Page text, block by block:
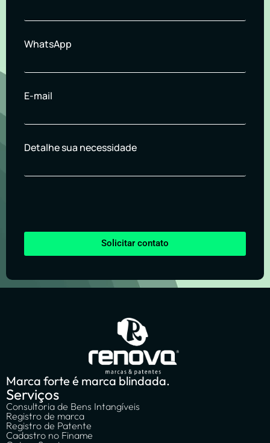
WhatsApp
E-mail
Detalhe sua necessidade
Solicitar contato
Marca forte é marca blindada.
Serviços
Consultoria de Bens Intangíveis
Registro de marca
Registro de Patente
Cadastro no Finame